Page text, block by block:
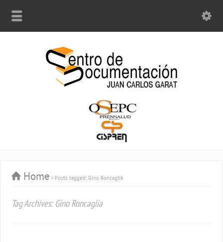
Home Posts tagged: Gino Roncaglia
Tag Archives: Gino Roncaglia